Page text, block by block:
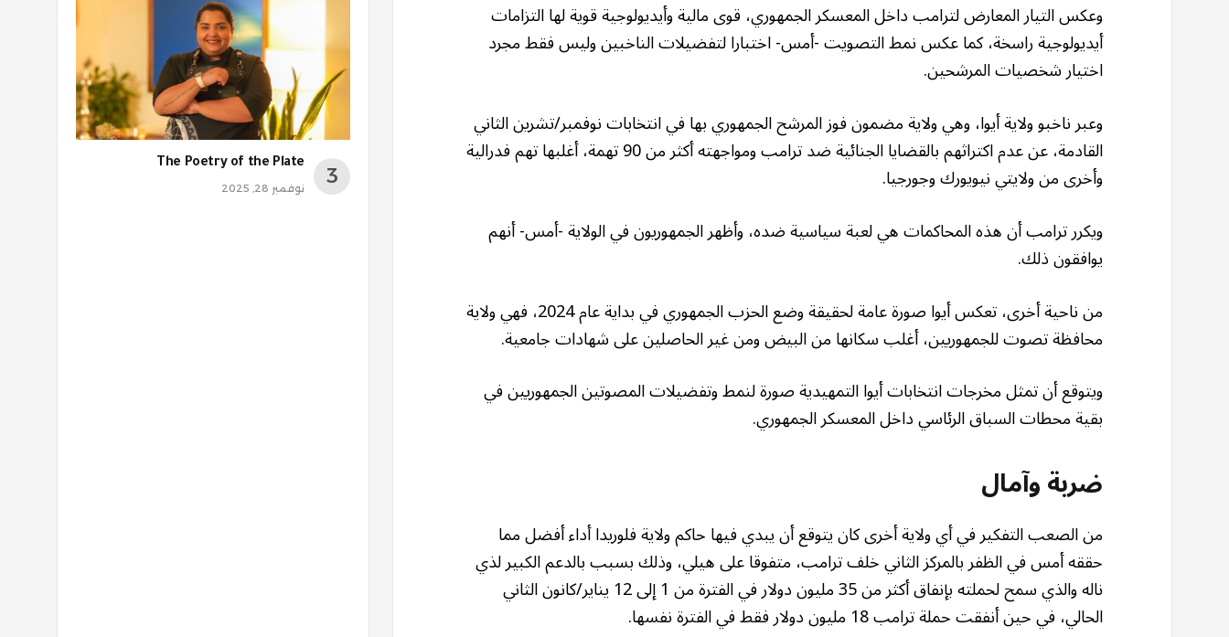
وعكس التيار المعارض لترامب داخل المعسكر الجمهوري، قوى مالية وأيديولوجية قوية لها التزامات
أيديولوجية راسخة، كما عكس نمط التصويت -أمس- اختبارا لتفضيلات الناخبين وليس فقط مجرد
اختيار شخصيات المرشحين.
وعبر ناخبو ولاية أيوا، وهي ولاية مضمون فوز المرشح الجمهوري بها في انتخابات نوفمبر/تشرين الثاني
القادمة، عن عدم اكتراثهم بالقضايا الجنائية ضد ترامب ومواجهته أكثر من 90 تهمة، أغلبها تهم فدرالية
وأخرى من ولايتي نيويورك وجورجيا.
ويكرر ترامب أن هذه المحاكمات هي لعبة سياسية ضده، وأظهر الجمهوريون في الولاية -أمس- أنهم
يوافقون ذلك.
من ناحية أخرى، تعكس أيوا صورة عامة لحقيقة وضع الحزب الجمهوري في بداية عام 2024، فهي ولاية
محافظة تصوت للجمهوريين، أغلب سكانها من البيض ومن غير الحاصلين على شهادات جامعية.
ويتوقع أن تمثل مخرجات انتخابات أيوا التمهيدية صورة لنمط وتفضيلات المصوتين الجمهوريين في
بقية محطات السباق الرئاسي داخل المعسكر الجمهوري.
ضربة وآمال
من الصعب التفكير في أي ولاية أخرى كان يتوقع أن يبدي فيها حاكم ولاية فلوريدا أداء أفضل مما
حققه أمس في الظفر بالمركز الثاني خلف ترامب، متفوقا على هيلي، وذلك بسبب بالدعم الكبير لذي
ناله والذي سمح لحملته بإنفاق أكثر من 35 مليون دولار في الفترة من 1 إلى 12 يناير/كانون الثاني
الحالي، في حين أنفقت حملة ترامب 18 مليون دولار فقط في الفترة نفسها.
The Poetry of the Plate
نوفمبر 28, 2025